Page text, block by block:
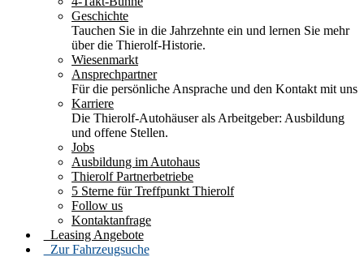
Geschichte
Tauchen Sie in die Jahrzehnte ein und lernen Sie mehr
über die Thierolf-Historie.
Wiesenmarkt
Ansprechpartner
Für die persönliche Ansprache und den Kontakt mit uns
Karriere
Die Thierolf-Autohäuser als Arbeitgeber: Ausbildung
und offene Stellen.
Jobs
Ausbildung im Autohaus
Thierolf Partnerbetriebe
5 Sterne für Treffpunkt Thierolf
Follow us
Kontaktanfrage
Leasing Angebote
Zur Fahrzeugsuche